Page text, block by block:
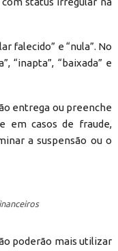
falecido” e “nula”. No
“inapta”, “baixada” e
entrega ou preenche
em casos de fraude,
a suspensão ou o
poderão mais utilizar